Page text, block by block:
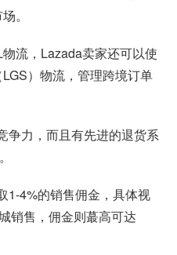
。
流，Lazada卖家还可以使
）物流，管理跨境订单
争力，而且有先进的退货系
1-4%的销售佣金，具体视
销售，佣金则蕞高可达